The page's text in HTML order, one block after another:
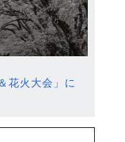
花火大会」に